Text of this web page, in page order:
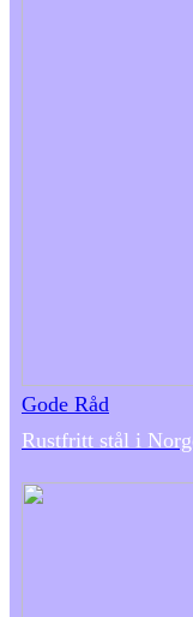
Gode Råd
Rustfritt stål i